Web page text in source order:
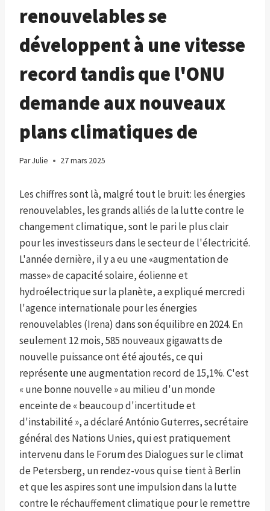
renouvelables se
développent à une vitesse
record tandis que l'ONU
demande aux nouveaux
plans climatiques de
ParJulie 27 mars 2025
Les chiffres sont là, malgré tout le bruit: les énergies
renouvelables, les grands alliés de la lutte contre le
changement climatique, sont le pari le plus clair
pour les investisseurs dans le secteur de l'électricité.
L'année dernière, il y a eu une «augmentation de
masse» de capacité solaire, éolienne et
hydroélectrique sur la planète, a expliqué mercredi
l'agence internationale pour les énergies
renouvelables (Irena) dans son équilibre en 2024. En
seulement 12 mois, 585 nouveaux gigawatts de
nouvelle puissance ont été ajoutés, ce qui
représente une augmentation record de 15,1%. C'est
« une bonne nouvelle » au milieu d'un monde
enceinte de « beaucoup d'incertitude et
d'instabilité », a déclaré António Guterres, secrétaire
général des Nations Unies, qui est pratiquement
intervenu dans le Forum des Dialogues sur le climat
de Petersberg, un rendez-vous qui se tient à Berlin
et que les aspires sont une impulsion dans la lutte
contre le réchauffement climatique pour le remettre